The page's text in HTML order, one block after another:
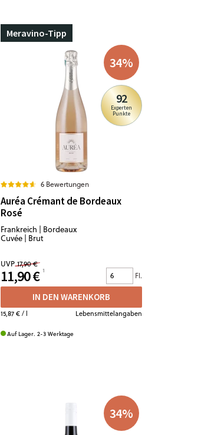
Meravino-Tipp
34%
92
Experten
Punkte
6 Bewertungen
Auréa Crémant de Bordeaux
Rosé
Frankreich | Bordeaux
Cuvée | Brut
UVP 17,90 €
11,90 € Fl.
IN DEN WARENKORB
15,87 €/ l Lebensmittelangaben
Auf Lager. 2-3 Werktage
34%